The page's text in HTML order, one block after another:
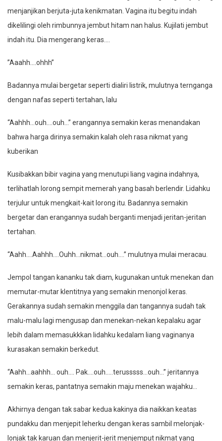
menjanjikan berjuta-juta kenikmatan. Vagina itu begitu indah
dikelilingi oleh rimbunnya jembut hitam nan halus. Kujilati jembut
indah itu. Dia mengerang keras….
”Aaahh….ohhh”
Badannya mulai bergetar seperti dialiri listrik, mulutnya ternganga
dengan nafas seperti tertahan, lalu
“Aahhh…ouh….ouh…” erangannya semakin keras menandakan
bahwa harga dirinya semakin kalah oleh rasa nikmat yang
kuberikan
Kusibakkan bibir vagina yang menutupi liang vagina indahnya,
terlihatlah lorong sempit memerah yang basah berlendir. Lidahku
terjulur untuk mengkait-kait lorong itu. Badannya semakin
bergetar dan erangannya sudah berganti menjadi jeritan-jeritan
tertahan.
“Aahh….Aahhh….Ouhh…nikmat…ouh….” mulutnya mulai meracau.
Jempol tangan kananku tak diam, kugunakan untuk menekan dan
memutar-mutar klentitnya yang semakin menonjol keras.
Gerakannya sudah semakin menggila dan tangannya sudah tak
malu-malu lagi mengusap dan menekan-nekan kepalaku agar
lebih dalam memasukkkan lidahku kedalam liang vaginanya
kurasakan semakin berkedut.
“Aahh…aahhh… ouh…. Pak….ouh…..terusssss…ouh…” jeritannya
semakin keras, pantatnya semakin maju menekan wajahku…
Akhirnya dengan tak sabar kedua kakinya dia naikkan keatas
pundakku dan menjepit leherku dengan keras sambil melonjak-
lonjak tak karuan dan menjerit-jerit menjemput nikmat yang